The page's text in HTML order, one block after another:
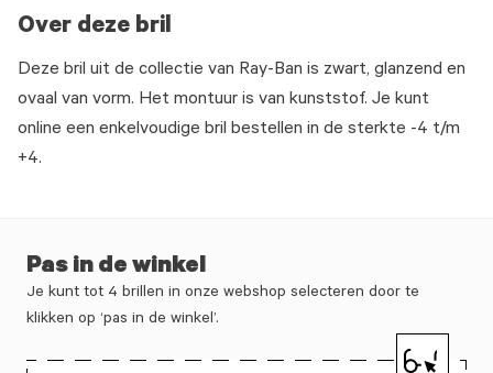
Over deze bril
Deze bril uit de collectie van Ray-Ban is zwart, glanzend en
ovaal van vorm. Het montuur is van kunststof. Je kunt
online een enkelvoudige bril bestellen in de sterkte -4 t/m
+4.
Pas in de winkel
Je kunt tot 4 brillen in onze webshop selecteren door te
klikken op ‘pas in de winkel’.